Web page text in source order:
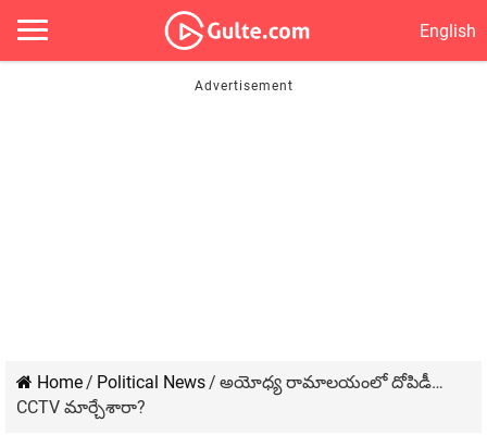
English
Home/ Political News/ అయోధ్య రామాల‌యంలో దోపిడీ…
CCTV మార్చేశారా?